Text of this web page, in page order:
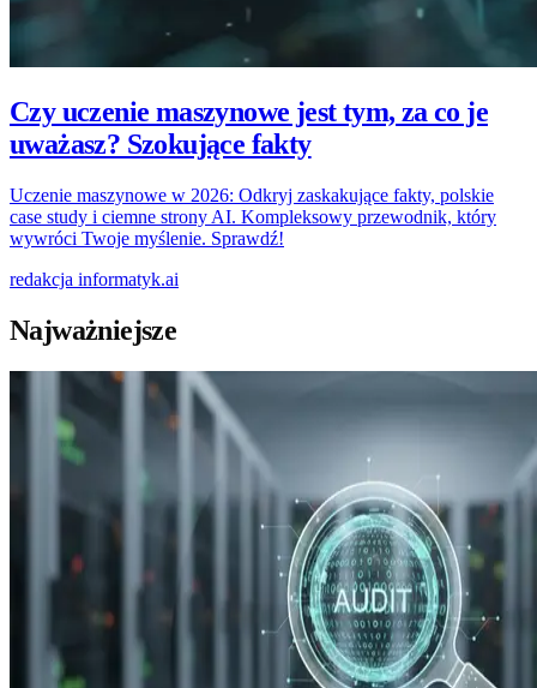
Czy uczenie maszynowe jest tym, za co je
uważasz? Szokujące fakty
Uczenie maszynowe w 2026: Odkryj zaskakujące fakty, polskie
case study i ciemne strony AI. Kompleksowy przewodnik, który
wywróci Twoje myślenie. Sprawdź!
redakcja informatyk.ai
Najważniejsze